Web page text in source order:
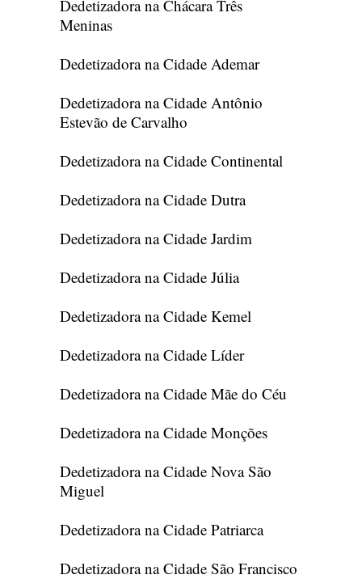
Dedetizadora na Chácara Três
Meninas
Dedetizadora na Cidade Ademar
Dedetizadora na Cidade Antônio
Estevão de Carvalho
Dedetizadora na Cidade Continental
Dedetizadora na Cidade Dutra
Dedetizadora na Cidade Jardim
Dedetizadora na Cidade Júlia
Dedetizadora na Cidade Kemel
Dedetizadora na Cidade Líder
Dedetizadora na Cidade Mãe do Céu
Dedetizadora na Cidade Monções
Dedetizadora na Cidade Nova São
Miguel
Dedetizadora na Cidade Patriarca
Dedetizadora na Cidade São Francisco